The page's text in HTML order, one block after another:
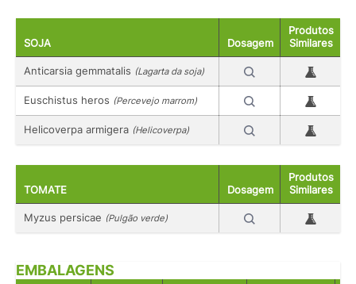
SOJA Dosagem
Produtos
Similares
Anticarsia gemmatalis (Lagarta da soja)
Euschistus heros (Percevejo marrom)
Helicoverpa armigera (Helicoverpa)
TOMATE Dosagem
Produtos
Similares
Myzus persicae (Pulgão verde)
EMBALAGENS